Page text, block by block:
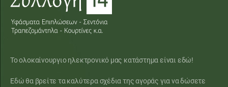
Το ολοκαίνουργιο ηλεκτρονικό μας κατάστημα είναι εδώ!
Εδώ θα βρείτε τα καλύτερα σχέδια της αγοράς για να δώσετε